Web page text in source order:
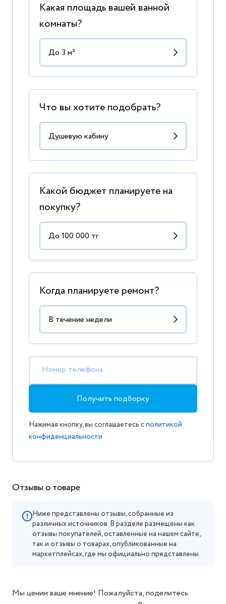
Какая площадь вашей ванной
комнаты?
Что вы хотите подобрать?
Какой бюджет планируете на
покупку?
Когда планируете ремонт?
Номер телефона
Получить подборку
Нажимая кнопку, вы соглашаетесь сполитикой
конфиденциальности
Отзывы о товаре
Ниже представлены отзывы, собранные из
различных источников. В разделе размещены как
отзывы покупателей, оставленные на нашем сайте,
так и отзывы о товарах, опубликованные на
маркетплейсах, где мы официально представлены.
Мы ценим ваше мнение! Пожалуйста, поделитесь